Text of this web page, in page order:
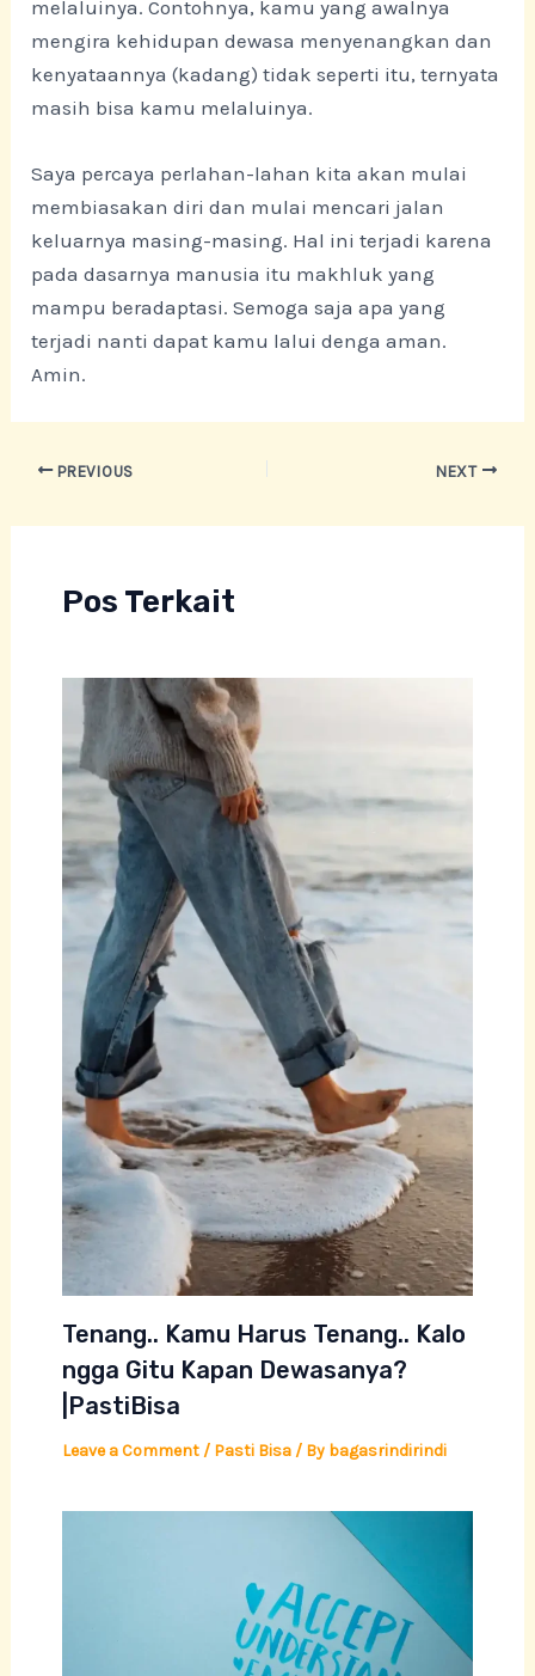
melaluinya. Contohnya, kamu yang awalnya
mengira kehidupan dewasa menyenangkan dan
kenyataannya (kadang) tidak seperti itu, ternyata
masih bisa kamu melaluinya.
Saya percaya perlahan-lahan kita akan mulai
membiasakan diri dan mulai mencari jalan
keluarnya masing-masing. Hal ini terjadi karena
pada dasarnya manusia itu makhluk yang
mampu beradaptasi. Semoga saja apa yang
terjadi nanti dapat kamu lalui denga aman.
Amin.
Post PREVIOUS NEXT
Pos Terkait
Tenang.. Kamu Harus Tenang.. Kalo
ngga Gitu Kapan Dewasanya?
|PastiBisa
Leave a Comment / Pasti Bisa/ By bagasrindirindi